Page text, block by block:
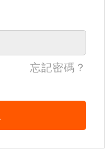
忘記密碼？